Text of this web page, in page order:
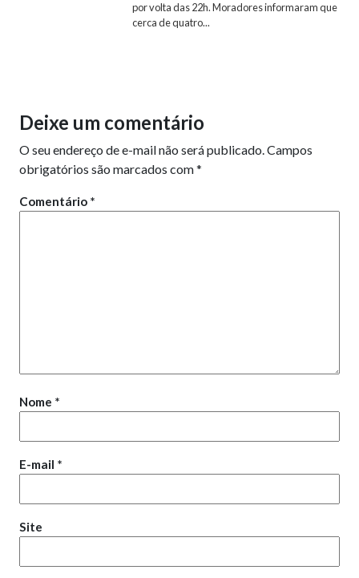
por volta das 22h. Moradores informaram que
cerca de quatro...
Deixe um comentário
O seu endereço de e-mail não será publicado.Campos
obrigatórios são marcados com*
Comentário *
Nome *
E-mail *
Site